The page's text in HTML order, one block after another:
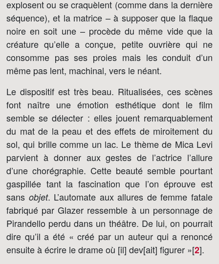
explosent ou se craquèlent (comme dans la dernière
séquence), et la matrice – à supposer que la flaque
noire en soit une – procède du même vide que la
créature qu’elle a conçue, petite ouvrière qui ne
consomme pas ses proies mais les conduit d’un
même pas lent, machinal, vers le néant.
Le dispositif est très beau. Ritualisées, ces scènes
font naître une émotion esthétique dont le film
semble se délecter : elles jouent remarquablement
du mat de la peau et des effets de miroitement du
sol, qui brille comme un lac. Le thème de Mica Levi
parvient à donner aux gestes de l’actrice l’allure
d’une chorégraphie. Cette beauté semble pourtant
gaspillée tant la fascination que l’on éprouve est
sans objet. L’automate aux allures de femme fatale
fabriqué par Glazer ressemble à un personnage de
Pirandello perdu dans un théâtre. De lui, on pourrait
dire qu’il a été « créé par un auteur qui a renoncé
ensuite à écrire le drame où [il] dev[ait] figurer »[2].